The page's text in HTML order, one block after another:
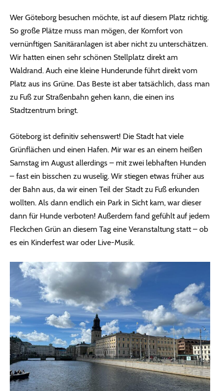
Wer Göteborg besuchen möchte, ist auf diesem Platz richtig.
So große Plätze muss man mögen, der Komfort von
vernünftigen Sanitäranlagen ist aber nicht zu unterschätzen.
Wir hatten einen sehr schönen Stellplatz direkt am
Waldrand. Auch eine kleine Hunderunde führt direkt vom
Platz aus ins Grüne. Das Beste ist aber tatsächlich, dass man
zu Fuß zur Straßenbahn gehen kann, die einen ins
Stadtzentrum bringt.
Göteborg ist definitiv sehenswert! Die Stadt hat viele
Grünflächen und einen Hafen. Mir war es an einem heißen
Samstag im August allerdings – mit zwei lebhaften Hunden
– fast ein bisschen zu wuselig. Wir stiegen etwas früher aus
der Bahn aus, da wir einen Teil der Stadt zu Fuß erkunden
wollten. Als dann endlich ein Park in Sicht kam, war dieser
dann für Hunde verboten! Außerdem fand gefühlt auf jedem
Fleckchen Grün an diesem Tag eine Veranstaltung statt – ob
es ein Kinderfest war oder Live-Musik.